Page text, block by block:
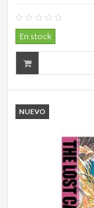
En stock
NUEVO